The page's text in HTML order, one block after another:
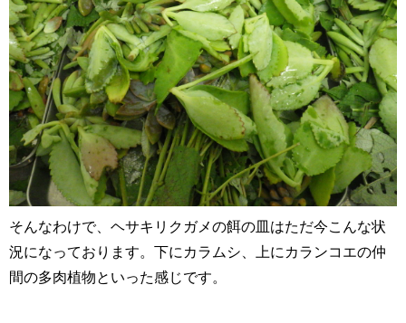
そんなわけで、ヘサキリクガメの餌の皿はただ今こんな状
況になっております。下にカラムシ、上にカランコエの仲
間の多肉植物といった感じです。